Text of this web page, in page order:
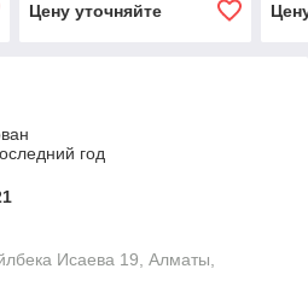
Цену уточняйте
год
Исаева 19, Алматы,